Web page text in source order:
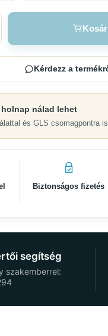
Kérdezz a
holnap nálad lehet
és GLS csomagpontra
Biztonságos fizetés
segítség
szakemberrel: